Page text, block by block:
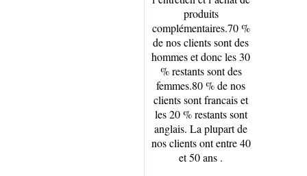
produits
complémentaires.70 %
de nos clients sont des
hommes et donc les 30
% restants sont des
femmes.80 % de nos
clients sont francais et
les 20 % restants sont
anglais. La plupart de
nos clients ont entre 40
et 50 ans .